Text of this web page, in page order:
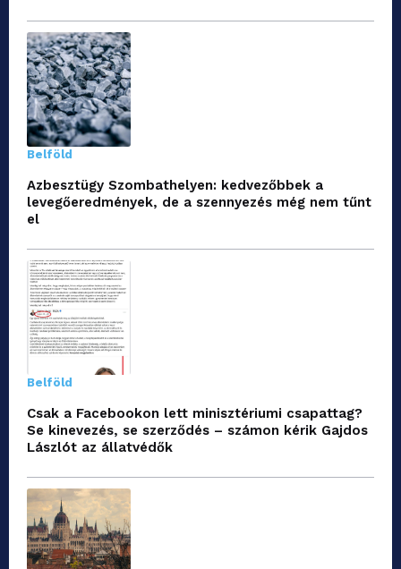
Belföld
Azbesztügy Szombathelyen: kedvezőbbek a
levegőeredmények, de a szennyezés még nem tűnt
el
Belföld
Csak a Facebookon lett minisztériumi csapattag?
Se kinevezés, se szerződés – számon kérik Gajdos
Lászlót az állatvédők